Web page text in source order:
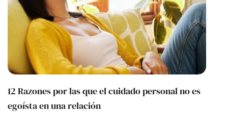
12 Razones por las que el cuidado personal no es
egoísta en una relación